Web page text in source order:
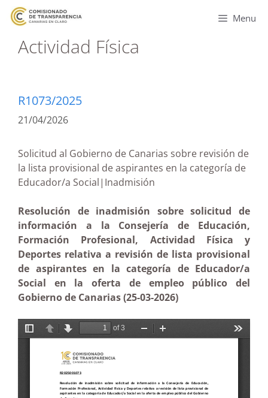
Menu
Actividad Física
R1073/2025
21/04/2026
Solicitud al Gobierno de Canarias sobre revisión de
la lista provisional de aspirantes en la categoría de
Educador/a Social|Inadmisión
Resolución de inadmisión sobre solicitud de
información a la Consejería de Educación,
Formación Profesional, Actividad Física y
Deportes relativa a revisión de lista provisional
de aspirantes en la categoría de Educador/a
Social en la oferta de empleo público del
Gobierno de Canarias (25-03-2026)